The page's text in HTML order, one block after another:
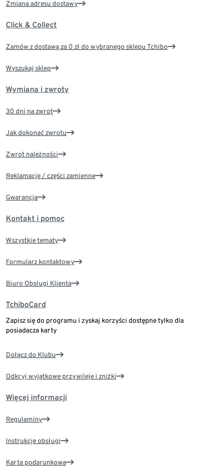
Zmiana adresu dostawy
Click & Collect
Zamów z dostawą za 0 zł do wybranego sklepu Tchibo
Wyszukaj sklep
Wymiana i zwroty
30 dni na zwrot
Jak dokonać zwrotu
Zwrot należności
Reklamacje / części zamienne
Gwarancja
Kontakt i pomoc
Wszystkie tematy
Formularz kontaktowy
Biuro Obsługi Klienta
TchiboCard
Zapisz się do programu i zyskaj korzyści dostępne tylko dla
posiadacza karty
Dołącz do Klubu
Odkryj wyjątkowe przywileje i zniżki
Więcej informacji
Regulaminy
Instrukcje obsługi
Karta podarunkowa